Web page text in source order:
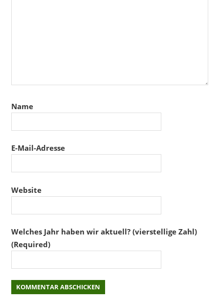
Name
E-Mail-Adresse
Website
Welches Jahr haben wir aktuell? (vierstellige Zahl)
(Required)